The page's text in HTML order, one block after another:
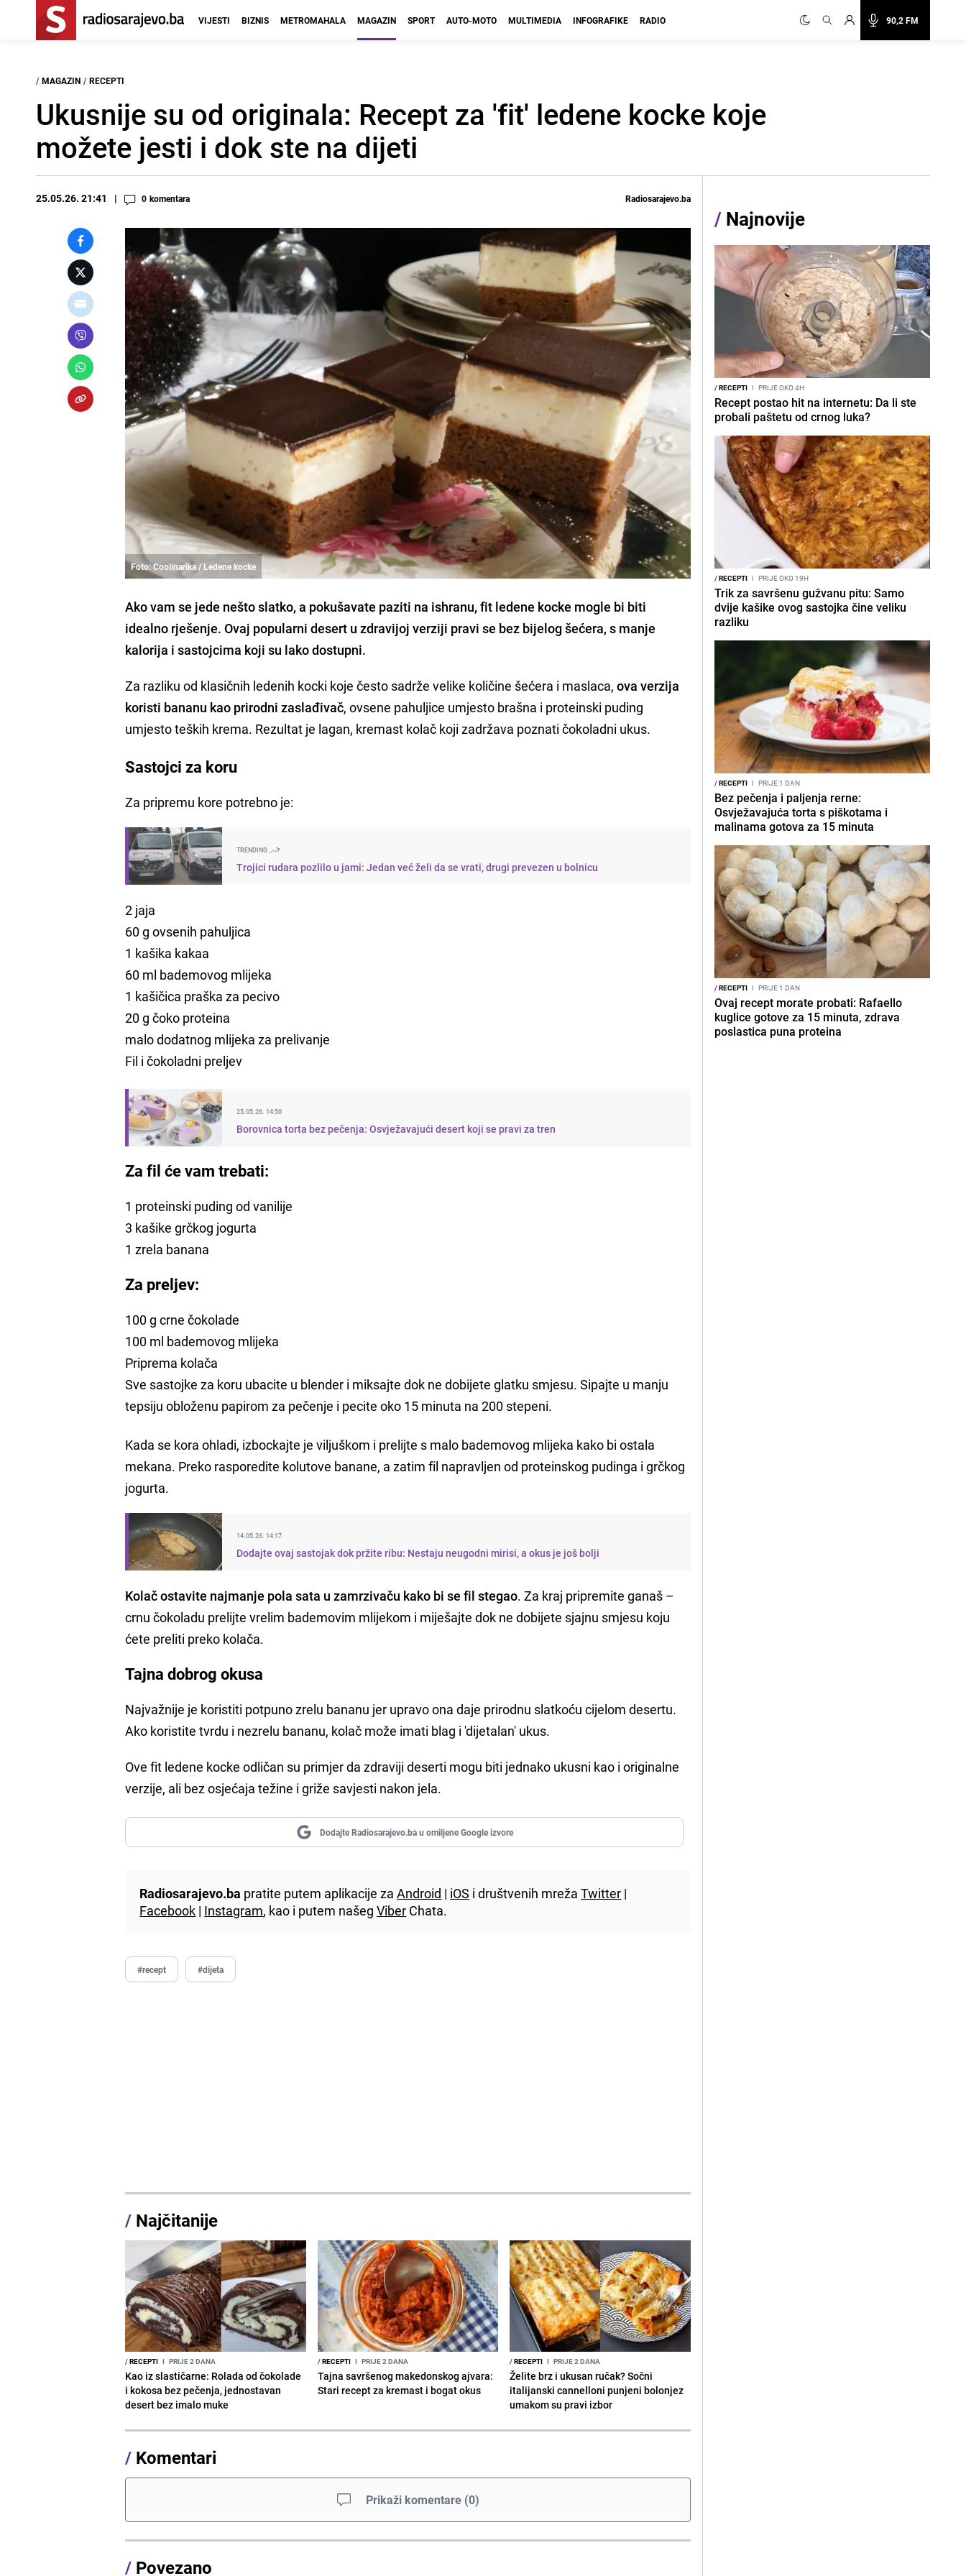
90,2 FM
VIJESTI BIZNIS METROMAHALA MAGAZIN SPORT AUTO-MOTO MULTIMEDIA INFOGRAFIKE RADIO
/ MAGAZIN / RECEPTI
Ukusnije su od originala: Recept za 'fit' ledene kocke koje
možete jesti i dok ste na dijeti
25.05.26. 21:41 0 komentara Radiosarajevo.ba
Foto: Coolinarika / Ledene kocke
Ako vam se jede nešto slatko, a pokušavate paziti na ishranu, fit ledene kocke mogle bi biti
idealno rješenje. Ovaj popularni desert u zdravijoj verziji pravi se bez bijelog šećera, s manje
kalorija i sastojcima koji su lako dostupni.
Za razliku od klasičnih ledenih kocki koje često sadrže velike količine šećera i maslaca,ova verzija
koristi bananu kao prirodni zaslađivač, ovsene pahuljice umjesto brašna i proteinski puding
umjesto teških krema. Rezultat je lagan, kremast kolač koji zadržava poznati čokoladni ukus.
Sastojci za koru
Za pripremu kore potrebno je:
TRENDING
Trojici rudara pozlilo u jami: Jedan već želi da se vrati, drugi prevezen u bolnicu
2 jaja
60 g ovsenih pahuljica
1 kašika kakaa
60 ml bademovog mlijeka
1 kašičica praška za pecivo
20 g čoko proteina
malo dodatnog mlijeka za prelivanje
Fil i čokoladni preljev
25.05.26. 14:50
Borovnica torta bez pečenja: Osvježavajući desert koji se pravi za tren
Za fil će vam trebati:
1 proteinski puding od vanilije
3 kašike grčkog jogurta
1 zrela banana
Za preljev:
100 g crne čokolade
100 ml bademovog mlijeka
Priprema kolača
Sve sastojke za koru ubacite u blender i miksajte dok ne dobijete glatku smjesu. Sipajte u manju
tepsiju obloženu papirom za pečenje i pecite oko 15 minuta na 200 stepeni.
Kada se kora ohladi, izbockajte je viljuškom i prelijte s malo bademovog mlijeka kako bi ostala
mekana. Preko rasporedite kolutove banane, a zatim fil napravljen od proteinskog pudinga i grčkog
jogurta.
14.05.26. 14:17
Dodajte ovaj sastojak dok pržite ribu: Nestaju neugodni mirisi, a okus je još bolji
Kolač ostavite najmanje pola sata u zamrzivaču kako bi se fil stegao. Za kraj pripremite ganaš –
crnu čokoladu prelijte vrelim bademovim mlijekom i miješajte dok ne dobijete sjajnu smjesu koju
ćete preliti preko kolača.
Tajna dobrog okusa
Najvažnije je koristiti potpuno zrelu bananu jer upravo ona daje prirodnu slatkoću cijelom desertu.
Ako koristite tvrdu i nezrelu bananu, kolač može imati blag i 'dijetalan' ukus.
Ove fit ledene kocke odličan su primjer da zdraviji deserti mogu biti jednako ukusni kao i originalne
verzije, ali bez osjećaja težine i griže savjesti nakon jela.
Dodajte Radiosarajevo.ba u omiljene Google izvore
Radiosarajevo.ba pratite putem aplikacije zaAndroid | iOS i društvenih mrežaTwitter |
Facebook | Instagram, kao i putem našegViber Chata.
#recept #dijeta
/ Najčitanije
/RECEPTI I PRIJE 2 DANA
Kao iz slastičarne: Rolada od čokolade
i kokosa bez pečenja, jednostavan
desert bez imalo muke
/RECEPTI I PRIJE 2 DANA
Tajna savršenog makedonskog ajvara:
Stari recept za kremast i bogat okus
/RECEPTI I PRIJE 2 DANA
Želite brz i ukusan ručak? Sočni
italijanski cannelloni punjeni bolonjez
umakom su pravi izbor
/ Komentari
Prikaži komentare (0)
/ Povezano
/ Najnovije
/RECEPTI I PRIJE OKO 4H
Recept postao hit na internetu: Da li ste
probali paštetu od crnog luka?
/RECEPTI I PRIJE OKO 19H
Trik za savršenu gužvanu pitu: Samo
dvije kašike ovog sastojka čine veliku
razliku
/RECEPTI I PRIJE 1 DAN
Bez pečenja i paljenja rerne:
Osvježavajuća torta s piškotama i
malinama gotova za 15 minuta
/RECEPTI I PRIJE 1 DAN
Ovaj recept morate probati: Rafaello
kuglice gotove za 15 minuta, zdrava
poslastica puna proteina